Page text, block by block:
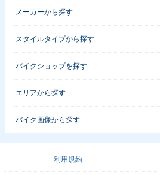
メーカーから探す
スタイルタイプから探す
バイクショップを探す
エリアから探す
バイク画像から探す
利用規約